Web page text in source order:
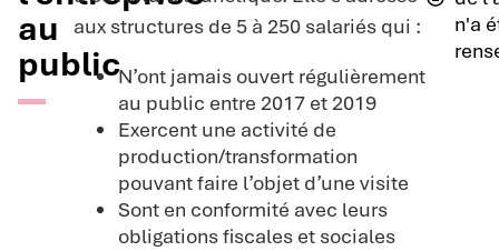
au
public
aux structures de 5 à 250 salariés qui :
N’ont jamais ouvert régulièrement
au public entre 2017 et 2019
Exercent une activité de
production/transformation
pouvant faire l’objet d’une visite
Sont en conformité avec leurs
obligations fiscales et sociales
n'a